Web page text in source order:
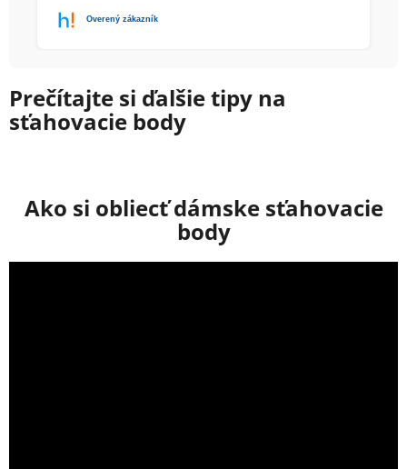
Overený zákazník
Prečítajte si ďalšie tipy na
sťahovacie body
Ako si obliecť dámske sťahovacie
body